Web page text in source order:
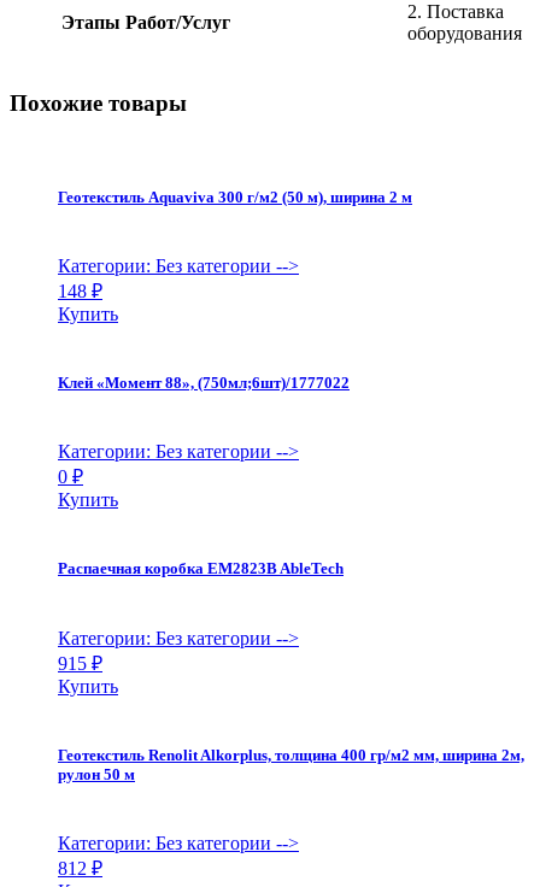
Этапы Работ/Услуг
2. Поставка
оборудования
Похожие товары
Геотекстиль Aquaviva 300 г/м2 (50 м), ширина 2 м
Категории: Без категории -->
148 ₽
Купить
Клей «Момент 88», (750мл;6шт)/1777022
Категории: Без категории -->
0 ₽
Купить
Распаечная коробка EM2823B AbleTech
Категории: Без категории -->
915 ₽
Купить
Геотекстиль Renolit Alkorplus, толщина 400 гр/м2 мм, ширина 2м,
рулон 50 м
Категории: Без категории -->
812 ₽